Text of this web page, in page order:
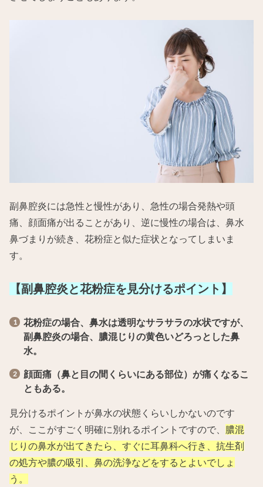
副鼻腔炎には急性と慢性があり、急性の場合発熱や頭
痛、顔面痛が出ることがあり、逆に慢性の場合は、鼻水
鼻づまりが続き、花粉症と似た症状となってしまいま
す。
【副鼻腔炎と花粉症を見分けるポイント】
花粉症の場合、鼻水は透明なサラサラの水状ですが、
副鼻腔炎の場合、膿混じりの黄色いどろっとした鼻
水。
顔面痛（鼻と目の間くらいにある部位）が痛くなるこ
ともある。
見分けるポイントが鼻水の状態くらいしかないのです
が、ここがすごく明確に別れるポイントですので、 膿混
じりの鼻水が出てきたら、すぐに耳鼻科へ行き、抗生剤
の処方や膿の吸引、鼻の洗浄などをするとよいでしょ
う。